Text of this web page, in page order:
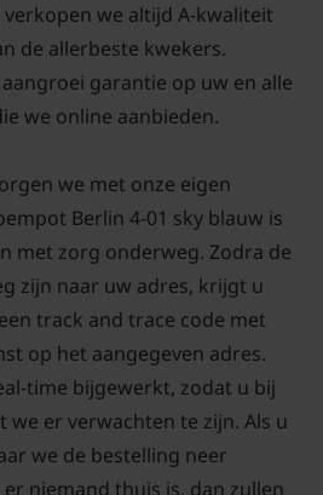
we altijd A-kwaliteit
de allerbeste kwekers.
garantie op uw en alle
we online aanbieden.
we met onze eigen
Berlin 4-01 sky blauw is
met zorg onderweg. Zodra de
zijn naar uw adres, krijgt u
track and trace code met
op het aangegeven adres.
time bijgewerkt, zodat u bij
er verwachten te zijn. Als u
we de bestelling neer
niemand thuis is, dan zullen